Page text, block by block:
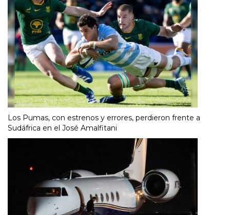
Los Pumas, con estrenos y errores, perdieron frente a
Sudáfrica en el José Amalfitani